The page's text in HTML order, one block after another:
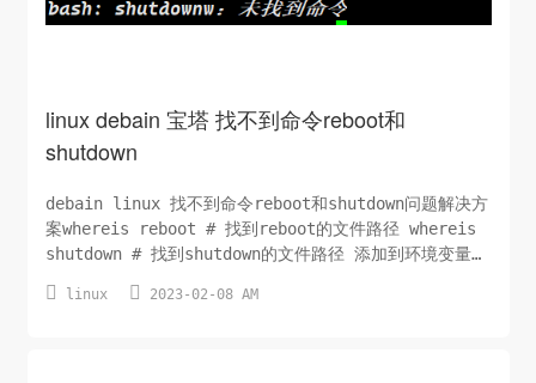
linux debain 宝塔 找不到命令reboot和
shutdown
debain linux 找不到命令reboot和shutdown问题解决方
案whereis reboot # 找到reboot的文件路径 whereis
shutdown # 找到shutdown的文件路径 添加到环境变量里
PATH=$PATH:/usr/sbin/reboot export
 linux  2023-02-08 AM